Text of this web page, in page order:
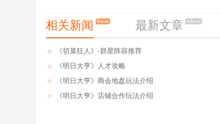
相关新闻 最新文章
《切菜狂人》-群星阵容推荐
《明日大亨》人才攻略
《明日大亨》​商会地盘玩法介绍
《明日大亨》​店铺合作玩法介绍